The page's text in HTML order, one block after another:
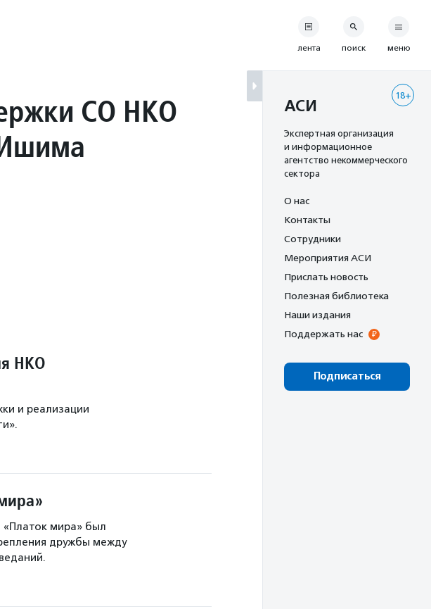
СО НКО
НКО
и реализации
мира» был
дружбы между
лента поиск меню
18+
АСИ
Экспертная организация
и информационное
агентство некоммерческого
сектора
О нас
Контакты
Сотрудники
Мероприятия АСИ
Прислать новость
Полезная библиотека
Наши издания
Поддержать нас
Подписаться